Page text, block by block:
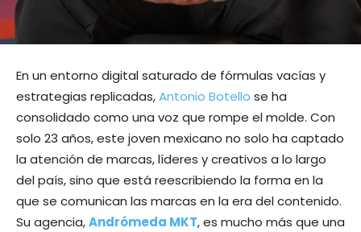
En un entorno digital saturado de fórmulas vacías y
estrategias replicadas,Antonio Botello se ha
consolidado como una voz que rompe el molde. Con
solo 23 años, este joven mexicano no solo ha captado
la atención de marcas, líderes y creativos a lo largo
del país, sino que está reescribiendo la forma en la
que se comunican las marcas en la era del contenido.
Su agencia,Andrómeda MKT, es mucho más que una